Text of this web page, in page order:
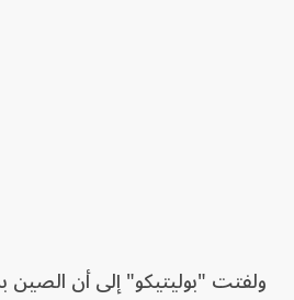
ولفتت "بوليتيكو" إلى أن الصين